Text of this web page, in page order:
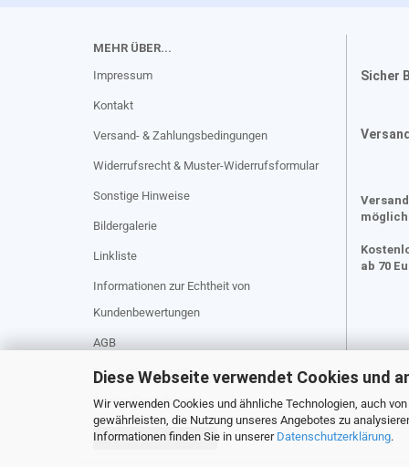
Diese Webseite verwendet Cookies und
Wir verwenden Cookies und ähnliche Technologien, auch
gewährleisten, die Nutzung unseres Angebotes zu
Informationen finden Sie in unserer Datenschutzerklärung.
MEHR ÜBER...
Impressum
Kontakt
Versand- & Zahlungsbedingungen
Widerrufsrecht & Muster-Widerrufsformular
Sonstige Hinweise
Bildergalerie
Linkliste
Informationen zur Echtheit von
Kundenbewertungen
AGB
Privatsphäre und Datenschutz
Cookie Einstellungen
Sicher
möglich
ab 70
Vertrag widerrufen